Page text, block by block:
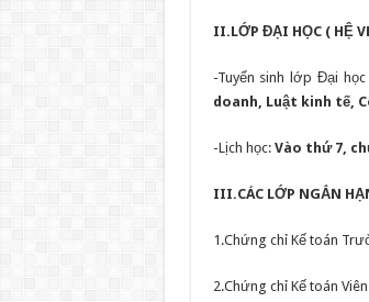
II.LỚP ĐẠI HỌC ( HỆ
-Tuyển sinh lớp Đại
doanh, Luật kinh tế,
-Lịch học: Vào thứ 7,
III.CÁC LỚP NGẮN
1.Chứng chỉ Kế toán
2.Chứng chỉ Kế toán Viên